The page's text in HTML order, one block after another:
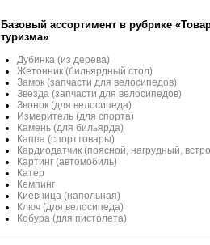
Базовый ассортимент в рубрике
туризма»
Дубинка (из дерева)
Жетонник (бильярдный стол)
Замок (запчасти для велосипедов)
Звезда (запчасти для велосипедов)
Звонок (для велосипеда)
Измеритель (для спорта)
Камень (для бильярда)
Каппа (спорттовары)
Кардиодатчик (поясной, нагрудный,
Картинг (автомобиль)
Катер
Кемпинг
Киевница (напольная)
Ключ (для велосипеда)
Кобура (для пистолета)